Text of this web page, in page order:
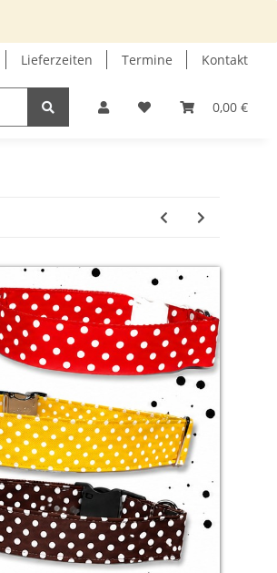
Lieferzeiten Termine Kontakt
0,00 €
INFOECKE